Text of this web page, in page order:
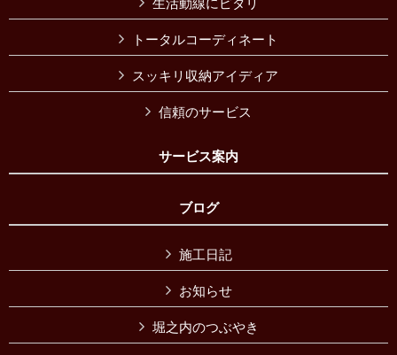
生活動線にピタリ
トータルコーディネート
スッキリ収納アイディア
信頼のサービス
サービス案内
ブログ
施工日記
お知らせ
堀之内のつぶやき